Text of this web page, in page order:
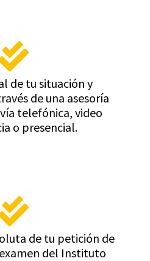
de tu situación y
de una asesoría
telefónica, video
o presencial.
de tu petición de
del Instituto